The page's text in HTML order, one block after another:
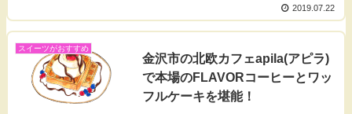
2019.07.22
スイーツがおすすめ
金沢市の北欧カフェapila(アピラ)
で本場のFLAVORコーヒーとワッ
フルケーキを堪能！